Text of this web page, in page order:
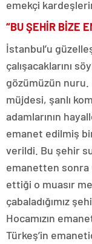
emekçi
“BU ŞEHİR BİZE
İstanbul’u
çalışacaklarını
gözümüzün
müjdesi, şanlı
adamlarının
emanet edilmiş
verildi. Bu şehir
emanetten sonra
ettiği o muasır
çabaladığımız
Hocamızın
Türkeş’in